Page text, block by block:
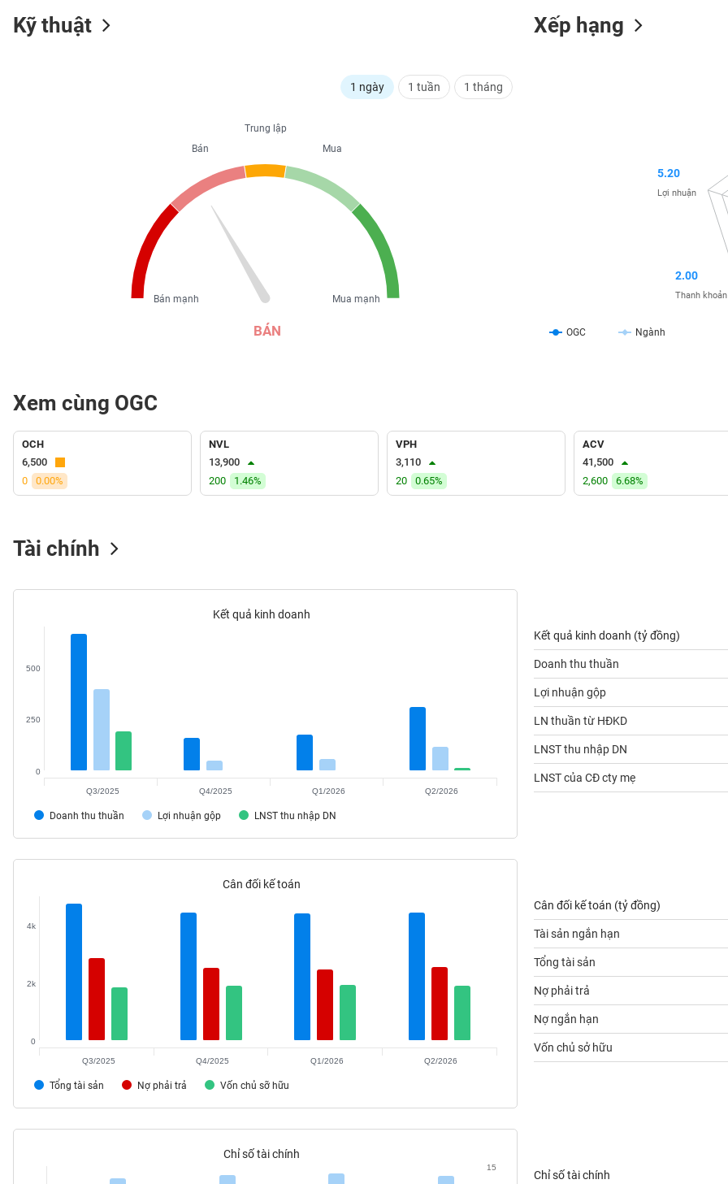
Kỹ thuật
1 ngày 1 tuần 1 tháng
BÁN
Trung lập
Mua
Mua mạnh
Bán
Bán mạnh
Xếp hạng
OGC Ngành
2.00
Thanh khoản
5.20
Lợi nhuận
Xem cùng OGC
OCH
6,500
0
0.00%
NVL
13,900
200
1.46%
VPH
3,110
20
0.65%
ACV
41,500
2,600
6.68%
Tài chính
Kết quả kinh doanh
Doanh thu thuần Lợi nhuận gộp LNST thu nhập DN
0
250
500
Q3/2025 Q4/2025 Q1/2026 Q2/2026
Kết quả kinh doanh (tỷ đồng)
Doanh thu thuần
Lợi nhuận gộp
LN thuần từ HĐKD
LNST thu nhập DN
LNST của CĐ cty mẹ
Cân đối kế toán
Tổng tài sản Nợ phải trả Vốn chủ sỡ hữu
0
2k
4k
Q3/2025 Q4/2025 Q1/2026 Q2/2026
Cân đối kế toán (tỷ đồng)
Tài sản ngắn hạn
Tổng tài sản
Nợ phải trả
Nợ ngắn hạn
Vốn chủ sở hữu
Chỉ số tài chính
15
Chỉ số tài chính
SINH
(-)
VS-
SECTOR
LIỆU
NGHIỆP
TIÊU
KHÔNG
TIÊU
THIẾT